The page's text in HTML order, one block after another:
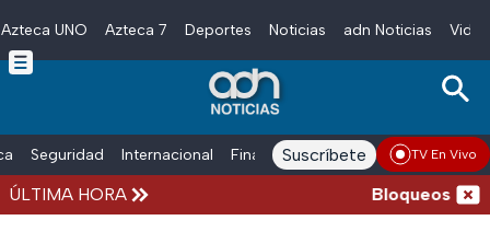
Skip to main content
Azteca UNO Azteca 7 Deportes Noticias adn Noticias
Seguridad Internacional Finanzas adn Noticias Radio
Suscríbete TV En Vivo
ÚLTIMA HORA Bloqueos y